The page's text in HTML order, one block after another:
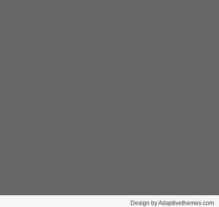
Design by Adaptivethemes.com